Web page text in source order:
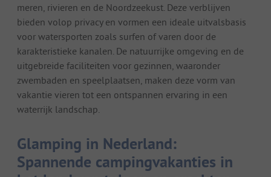
meren, rivieren en de Noordzeekust. Deze verblijven
bieden volop privacy en vormen een ideale uitvalsbasis
voor watersporten zoals surfen of varen door de
karakteristieke kanalen. De natuurrijke omgeving en de
uitgebreide faciliteiten voor gezinnen, waaronder
zwembaden en speelplaatsen, maken deze vorm van
vakantie vieren tot een ontspannen ervaring in een
waterrijk landschap.
Glamping in Nederland:
Spannende campingvakanties in